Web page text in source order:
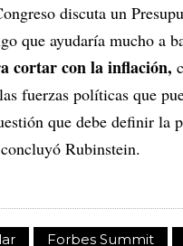
discuta un
que ayudaría mucho a
cortar con la inflación,
fuerzas políticas que
que debe definir la
Rubinstein.
Forbes Summit